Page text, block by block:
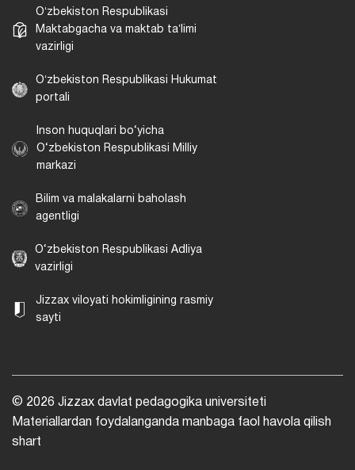
Oʻzbekiston Respublikasi
Maktabgacha va maktab taʼlimi
vazirligi
Oʻzbekiston Respublikasi Hukumat
portali
Inson huquqlari bo‘yicha
O‘zbekiston Respublikasi Milliy
markazi
Bilim va malakalarni baholash
agentligi
O‘zbekiston Respublikasi Adliya
vazirligi
Jizzax viloyati hokimligining rasmiy
sayti
© 2026 Jizzax davlat pedagogika universiteti
Materiallardan foydalanganda manbaga faol havola qilish
shart